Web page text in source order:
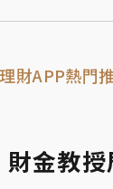
財APP熱門
金教